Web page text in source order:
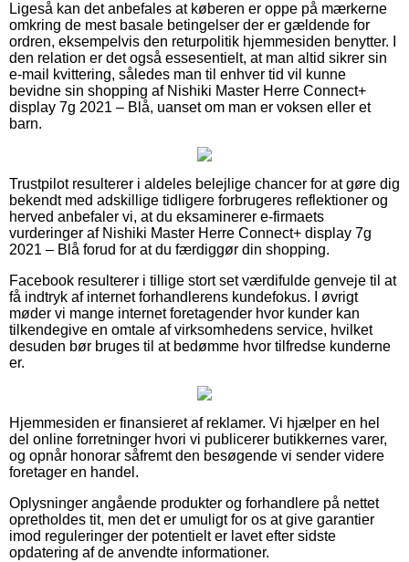
Ligeså kan det anbefales at køberen er oppe på mærkerne
omkring de mest basale betingelser der er gældende for
ordren, eksempelvis den returpolitik hjemmesiden benytter. I
den relation er det også essesentielt, at man altid sikrer sin
e-mail kvittering, således man til enhver tid vil kunne
bevidne sin shopping af Nishiki Master Herre Connect+
display 7g 2021 – Blå, uanset om man er voksen eller et
barn.
Trustpilot resulterer i aldeles belejlige chancer for at gøre dig
bekendt med adskillige tidligere forbrugeres reflektioner og
herved anbefaler vi, at du eksaminerer e-firmaets
vurderinger af Nishiki Master Herre Connect+ display 7g
2021 – Blå forud for at du færdiggør din shopping.
Facebook resulterer i tillige stort set værdifulde genveje til at
få indtryk af internet forhandlerens kundefokus. I øvrigt
møder vi mange internet foretagender hvor kunder kan
tilkendegive en omtale af virksomhedens service, hvilket
desuden bør bruges til at bedømme hvor tilfredse kunderne
er.
Hjemmesiden er finansieret af reklamer. Vi hjælper en hel
del online forretninger hvori vi publicerer butikkernes varer,
og opnår honorar såfremt den besøgende vi sender videre
foretager en handel.
Oplysninger angående produkter og forhandlere på nettet
opretholdes tit, men det er umuligt for os at give garantier
imod reguleringer der potentielt er lavet efter sidste
opdatering af de anvendte informationer.